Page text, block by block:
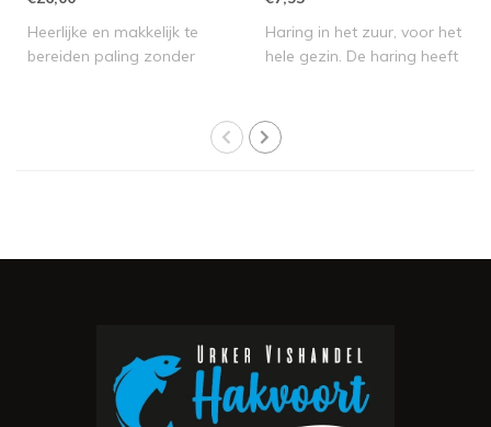
Heerlijke en makkelijk te
bereiden paling zonder
Haring in het zuur, voor het
hele gezin. De haring heeft